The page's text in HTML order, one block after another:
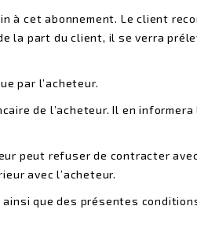
à cet abonnement. Le client
la part du client, il se verra
par l’acheteur.
de l’acheteur. Il en
peut refuser de contracter
avec l’acheteur.
que des présentes